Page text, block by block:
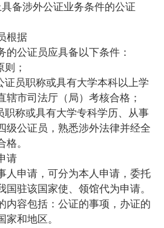
涉外公证业务条件的公证
根据
公证员应具备以下条件：
；
员职称或具有大学本科以上学
辖市司法厅（局）考核合格；
称或具有大学专科学历、从事
级公证员，熟悉涉外法律并经全
。
请
申请，可分为本人申请，委托
驻该国家使、领馆代为申请。
内容包括：公证的事项，办证的
和地区。